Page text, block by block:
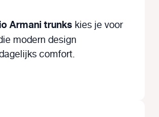
Armani trunks kies je voor
modern design
comfort.